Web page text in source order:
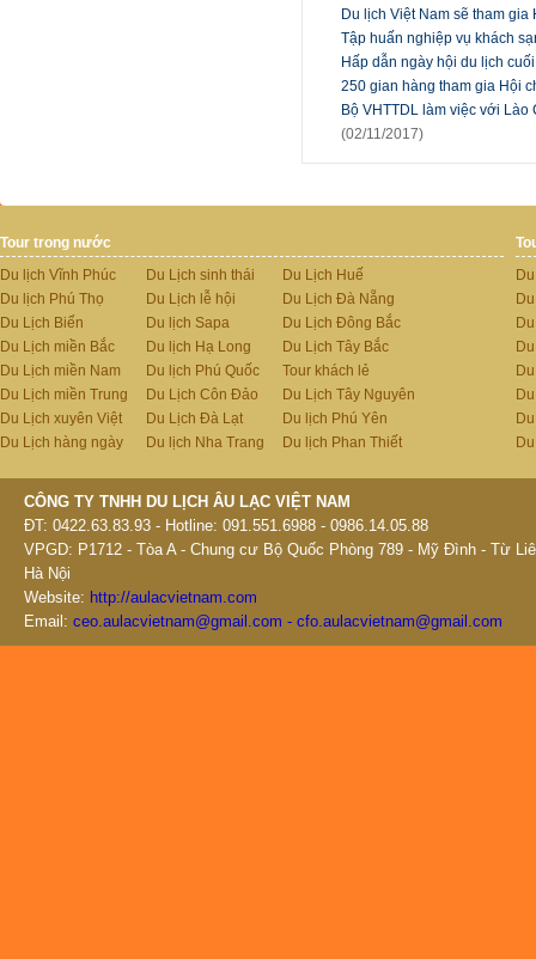
Du lịch Việt Nam sẽ tham
Tập huấn nghiệp vụ khách
Hấp dẫn ngày hội du lịch
250 gian hàng tham gia Hội
Bộ VHTTDL làm việc với
(02/11/2017)
Tour trong nước
Du lịch Vĩnh Phúc
Du lịch Phú Thọ
Du Lịch Biển
Du Lịch miền Bắc
Du Lịch miền Nam
Du Lịch miền Trung
Du Lịch xuyên Việt
Du Lịch hàng ngày
Du Lịch sinh thái
Du Lịch lễ hội
Du lịch Sapa
Du lịch Hạ Long
Du lịch Phú Quốc
Du Lịch Côn Đảo
Du Lịch Đà Lạt
Du lịch Nha Trang
Du Lịch Huế
Du Lịch Đà Nẵng
Du Lịch Đông Bắc
Du Lịch Tây Bắc
Tour khách lẻ
Du Lịch Tây Nguyên
Du lịch Phú Yên
Du lịch Phan Thiết
CÔNG TY TNHH DU LỊCH ÂU LẠC VIỆT NAM
ĐT: 0422.63.83.93 - Hotline: 091.551.6988 - 0986.14.05.88
VPGD: P1712 - Tòa A - Chung cư Bộ Quốc Phòng 789 - Mỹ Đình - Từ
Hà Nội
Website: http://aulacvietnam.com
Email: ceo.aulacvietnam@gmail.com - cfo.aulacvietnam@gmail.com